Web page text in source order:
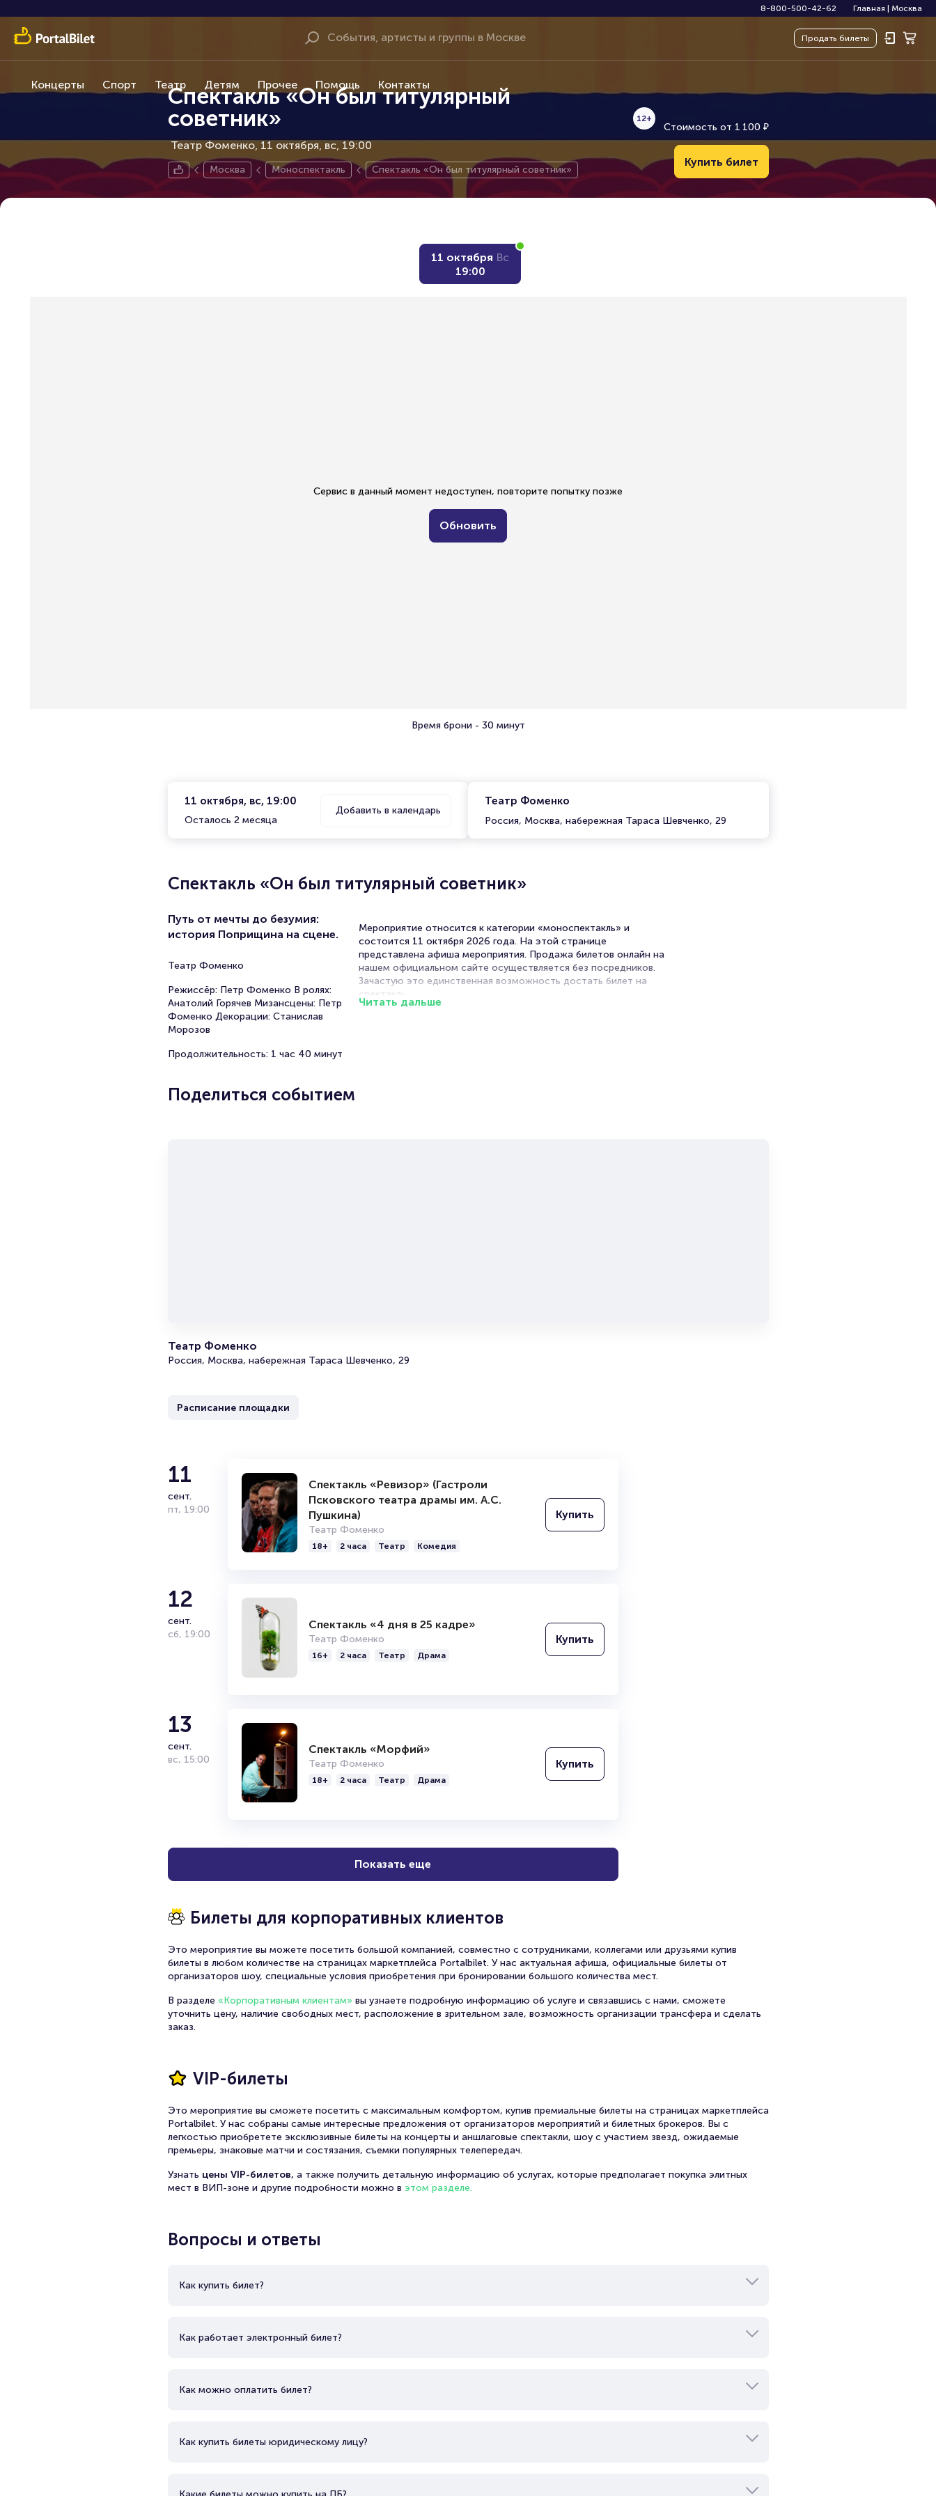
8-800-500-42-62 Главная Москва
Продать билеты
Концерты Спорт Театр Детям Прочее Помощь Контакты
Спектакль «Он был титулярный
советник»
Театр Фоменко, 11 октября
12+
вс, 19:00
Москва Моноспектакль Спектакль «Он был титулярный советник»
Стоимость от 1 100 ₽
Купить билет
11 октября Вс
19:00
Сервис в данный момент недоступен, повторите попытку позже
Обновить
Время брони - 30 минут
11 октября, вс, 19:00
Осталось 2 месяца
Добавить в календарь
Театр Фоменко
Россия, Москва, набережная Тараса Шевченко, 29
Спектакль «Он был титулярный советник»
Путь от мечты до безумия:
история Поприщина на сцене.
Театр Фоменко
Режиссёр: Петр Фоменко В ролях:
Анатолий Горячев Мизансцены: Петр
Фоменко Декорации: Станислав
Морозов
Продолжительность: 1 час 40 минут
Мероприятие относится к категории «моноспектакль» и
состоится 11 октября 2026 года. На этой странице
представлена афиша мероприятия. Продажа билетов онлайн на
нашем официальном сайте осуществляется без посредников.
Зачастую это единственная возможность достать билет на
спектакль.
Читать дальше
Поделиться событием
Театр Фоменко
Россия, Москва, набережная Тараса Шевченко, 29
Расписание площадки
11
сент.
пт, 19:00
Спектакль «Ревизор» (Гастроли
Псковского театра драмы им. А.С.
Пушкина)
Театр Фоменко
18+ 2 часа Театр Комедия
Купить
12
сент.
сб, 19:00
Спектакль «4 дня в 25 кадре»
Театр Фоменко
16+ 2 часа Театр Драма
Купить
13
сент.
вс, 15:00
Спектакль «Морфий»
Театр Фоменко
18+ 2 часа Театр Драма
Купить
Показать еще
Билеты для корпоративных клиентов
Это мероприятие вы можете посетить большой компанией, совместно с сотрудниками, коллегами или друзьями купив
билеты в любом количестве на страницах маркетплейса Portalbilet. У нас актуальная афиша, официальные билеты от
организаторов шоу, специальные условия приобретения при бронировании большого количества мест.
В разделе «Корпоративным клиентам» вы узнаете подробную информацию об услуге и связавшись с нами, сможете
уточнить цену, наличие свободных мест, расположение в зрительном зале, возможность организации трансфера и сделать
заказ.
VIP-билеты
Это мероприятие вы сможете посетить с максимальным комфортом, купив премиальные билеты на страницах маркетплейса
Portalbilet. У нас собраны самые интересные предложения от организаторов мероприятий и билетных брокеров. Вы с
легкостью приобретете эксклюзивные билеты на концерты и аншлаговые спектакли, шоу с участием звезд, ожидаемые
премьеры, знаковые матчи и состязания, съемки популярных телепередач.
Узнать цены VIP-билетов, а также получить детальную информацию об услугах, которые предполагает покупка элитных
мест в ВИП-зоне и другие подробности можно в этом разделе.
Вопросы и ответы
Как купить билет?
Как работает электронный билет?
Как можно оплатить билет?
Как купить билеты юридическому лицу?